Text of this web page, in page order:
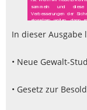
In dieser Ausgabe
• Neue Gewalt-
• Gesetz zur